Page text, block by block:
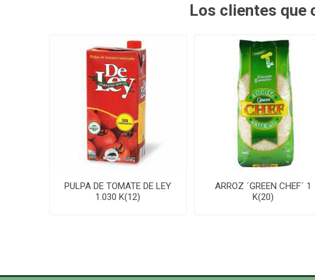
Los clientes que
PULPA DE TOMATE DE LEY
1.030 K(12)
ARROZ ´GREEN CHEF´ 1
K(20)